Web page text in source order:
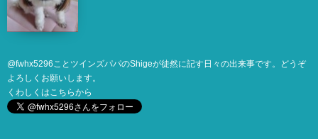
@fwhx5296 ことツインズパパのShigeが徒然に記す日々の出来事です。どうぞ
よろしくお願いします。
くわしくは こちらから